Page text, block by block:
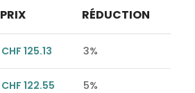
PRIX RÉDUCTION
CHF 125.13 3%
CHF 122.55 5%